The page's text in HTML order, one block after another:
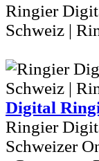
Ringier
Schweiz |
Digital
Ringier
Schweizer